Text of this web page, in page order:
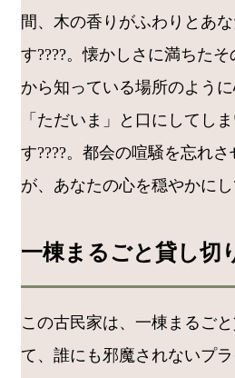
間、木の香りがふわりとあ
す????。懐かしさに満ちた
から知っている場所のよう
「ただいま」と口にしてし
す????。都会の喧騒を忘れ
が、あなたの心を穏やかにし
一棟まるごと貸し切
この古民家は、一棟まるご
て、誰にも邪魔されないプ